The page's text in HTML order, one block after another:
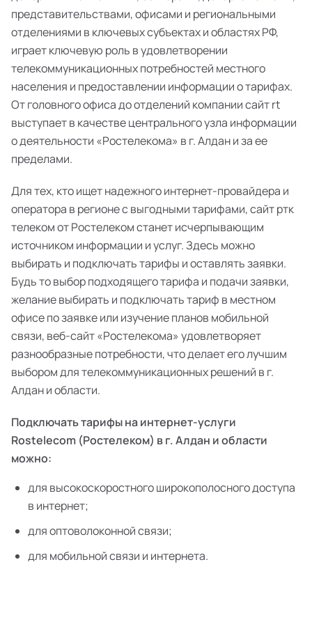
представительствами, офисами и региональными
отделениями в ключевых субъектах и областях РФ,
играет ключевую роль в удовлетворении
телекоммуникационных потребностей местного
населения и предоставлении информации о тарифах.
От головного офиса до отделений компании сайт rt
выступает в качестве центрального узла информации
о деятельности «Ростелекома» в г. Алдан и за ее
пределами.
Для тех, кто ищет надежного интернет-провайдера и
оператора в регионе с выгодными тарифами, сайт ртк
телеком от Ростелеком станет исчерпывающим
источником информации и услуг. Здесь можно
выбирать и подключать тарифы и оставлять заявки.
Будь то выбор подходящего тарифа и подачи заявки,
желание выбирать и подключать тариф в местном
офисе по заявке или изучение планов мобильной
связи, веб-сайт «Ростелекома» удовлетворяет
разнообразные потребности, что делает его лучшим
выбором для телекоммуникационных решений в г.
Алдан и области.
Подключать тарифы на интернет-услуги
Rostelecom (Ростелеком) в г. Алдан и области
можно:
для высокоскоростного широкополосного доступа
в интернет;
для оптоволоконной связи;
для мобильной связи и интернета.